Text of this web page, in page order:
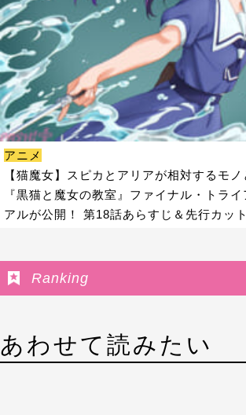
アニメ
【猫魔女】スピカとアリアが相対するモ
『黒猫と魔女の教室』ファイナル・トラ
アルが公開！ 第18話あらすじ＆先行カッ
Ranking
あわせて読みたい